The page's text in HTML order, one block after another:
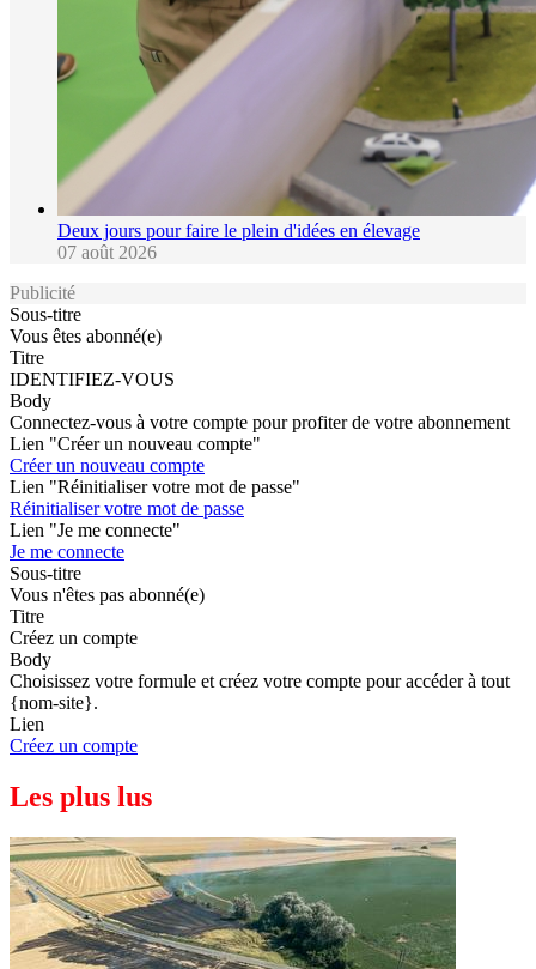
Deux jours pour faire le plein d'idées en élevage
07 août 2026
Publicité
Sous-titre
Vous êtes abonné(e)
Titre
IDENTIFIEZ-VOUS
Body
Connectez-vous à votre compte pour profiter de votre abonnement
Lien "Créer un nouveau compte"
Créer un nouveau compte
Lien "Réinitialiser votre mot de passe"
Réinitialiser votre mot de passe
Lien "Je me connecte"
Je me connecte
Sous-titre
Vous n'êtes pas abonné(e)
Titre
Créez un compte
Body
Choisissez votre formule et créez votre compte pour accéder à tout
{nom-site}.
Lien
Créez un compte
Les plus lus